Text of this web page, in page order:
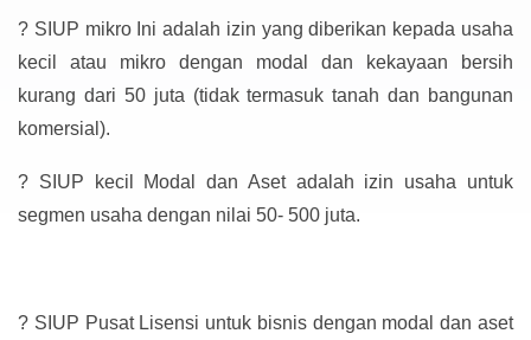
? SIUP mikro Ini adalah izin yang diberikan kepada usaha
kecil atau mikro dengan modal dan kekayaan bersih
kurang dari 50 juta (tidak termasuk tanah dan bangunan
komersial).
? SIUP kecil Modal dan Aset adalah izin usaha untuk
segmen usaha dengan nilai 50- 500 juta.
? SIUP Pusat Lisensi untuk bisnis dengan modal dan aset